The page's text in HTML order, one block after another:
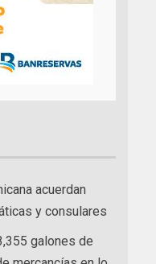
acuerdan
y consulares
galones de